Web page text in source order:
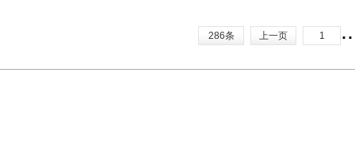
286条 上一页 1